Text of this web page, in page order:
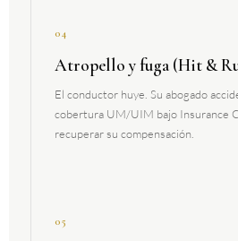
04
Atropello y fuga (Hit &
El conductor huye. Su abogado
cobertura UM/UIM bajo Insurance
recuperar su compensación.
05